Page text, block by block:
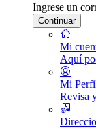
Ingrese un
Continuar
Mi
Aquí
Mi
Revisa